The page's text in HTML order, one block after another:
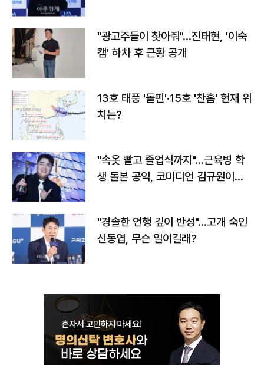
"광고주들이 찾아줘"…진태현, '이숙
캠' 하차 후 근황 공개
13호 태풍 '돌핀'·15호 '찬홈' 현재 위
치는?
"속옷 빨고 졸업식까지"…근육병 학
생 돌본 공익, 코미디언 김규원이었
"경솔한 언행 깊이 반성"…고개 숙인
신동엽, 무슨 일이길래?